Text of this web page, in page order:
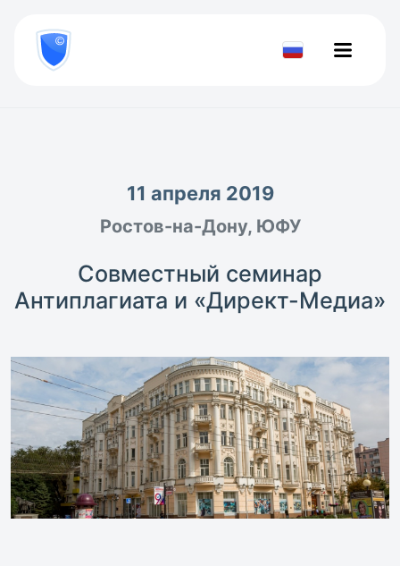
800
777-
81-Проверить
11 апреля 2019
Ростов-на-Дону, ЮФУ
Совместный семинар
Антиплагиата и «Директ-Медиа»